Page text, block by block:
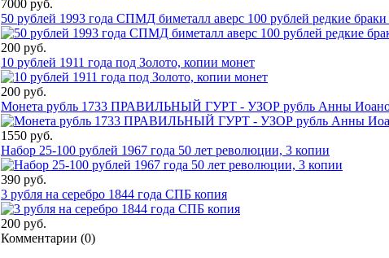
7000 руб.
50 рублей 1993 года СПМД биметалл аверс 100 рублей редкие
200 руб.
10 рублей 1911 года под Золото, копии монет
200 руб.
Монета рубль 1733 ПРАВИЛЬНЫЙ ГУРТ - УЗОР рубль Анны
1550 руб.
Набор 25-100 рублей 1967 года 50 лет революции, 3 копии
390 руб.
3 рубля на серебро 1844 года СПБ копия
200 руб.
Комментарии (0)